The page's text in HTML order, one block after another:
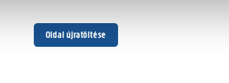
Oldal újratöltése